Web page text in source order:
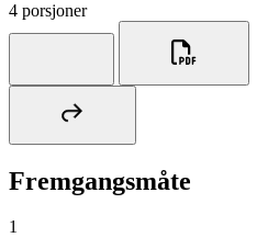
4 porsjoner
Fremgangsmåte
1